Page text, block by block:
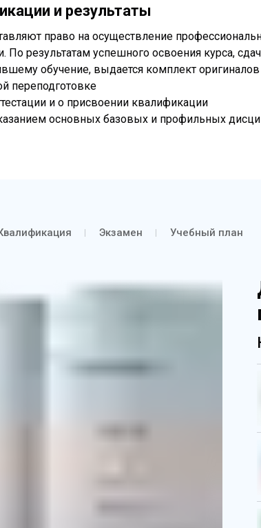
и результаты
право на осуществление
По результатам успешного освоения курса,
обучение, выдается комплект
переподготовке
и о присвоении квалификации
основных базовых и профильных
Экзамен Учебный план